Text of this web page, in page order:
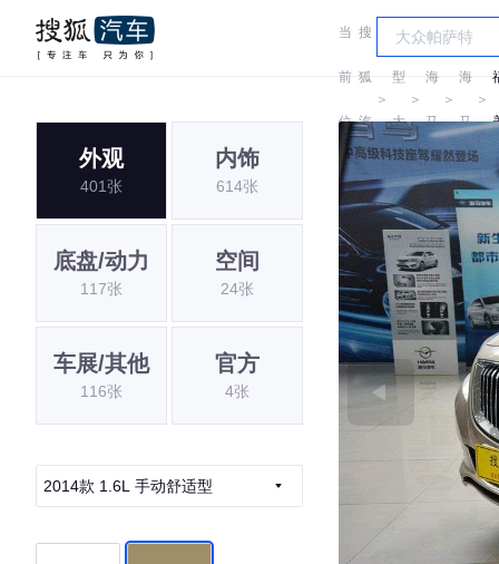
当
前
位
置:
搜
狐
汽
＞
车
型
大
＞
海
马
＞
海
马
＞
外观
401张
内饰
614张
底盘/动力
117张
空间
24张
车展/其他
116张
官方
4张
2014款 1.6L 手动舒适型